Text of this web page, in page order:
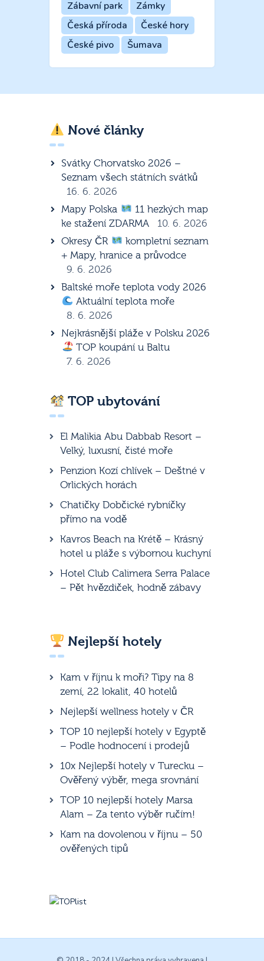
Zábavní park
Zámky
Česká příroda
České hory
České pivo
Šumava
Nové články
Svátky Chorvatsko 2026 –
Seznam všech státních svátků
16. 6. 2026
Mapy Polska
11 hezkých map
ke stažení ZDARMA
10. 6. 2026
Okresy ČR
kompletní seznam
+ Mapy, hranice a průvodce
9. 6. 2026
Baltské moře teplota vody 2026
Aktuální teplota moře
8. 6. 2026
Nejkrásnější pláže v Polsku 2026
TOP koupání u Baltu
7. 6. 2026
TOP ubytování
El Malikia Abu Dabbab Resort –
Velký, luxusní, čisté moře
Penzion Kozí chlívek – Deštné v
Orlických horách
Chatičky Dobčické rybníčky
přímo na vodě
Kavros Beach na Krétě – Krásný
hotel u pláže s výbornou kuchyní
Hotel Club Calimera Serra Palace
– Pět hvězdiček, hodně zábavy
Nejlepší hotely
Kam v říjnu k moři? Tipy na 8
zemí, 22 lokalit, 40 hotelů
Nejlepší wellness hotely v ČR
TOP 10 nejlepší hotely v Egyptě
– Podle hodnocení i prodejů
10x Nejlepší hotely v Turecku –
Ověřený výběr, mega srovnání
TOP 10 nejlepší hotely Marsa
Alam – Za tento výběr ručím!
Kam na dovolenou v říjnu – 50
ověřených tipů